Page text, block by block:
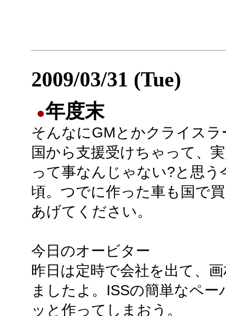
2009/03/31 (Tue)
●年度末
そんなにGMとかクライスラ
国から支援受けちゃって、
って事なんじゃない?と思う
頃。つでに作った車も国で
あげてください。
今日のオービター
昨日は定時で会社を出て、
ましたよ。ISSの簡単なペ
ッと作ってしまおう。